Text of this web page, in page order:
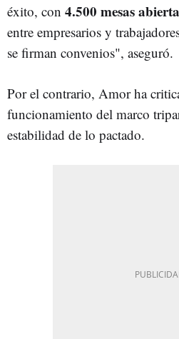
éxito, con 4.500 mesas
entre empresarios y
se firman convenios", aseguró.
Por el contrario, Amor ha
funcionamiento del marco
estabilidad de lo pactado.